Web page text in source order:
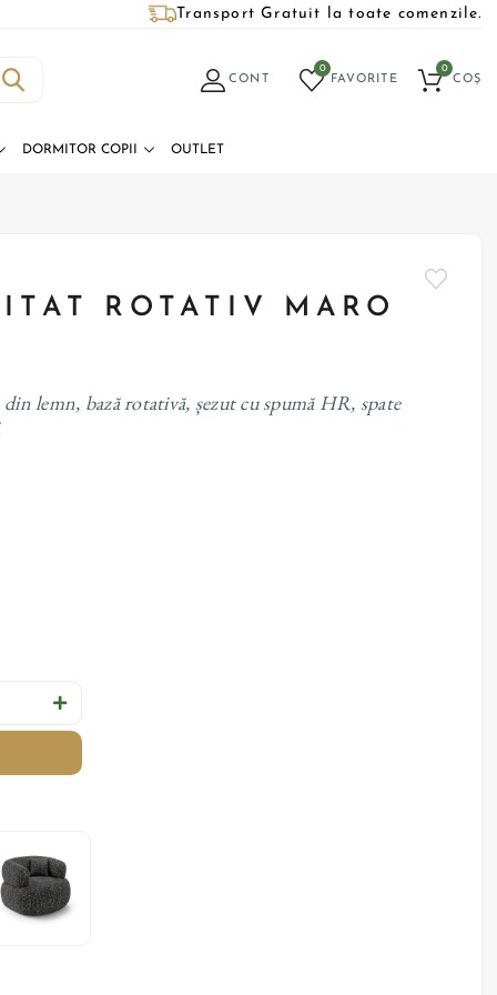
Transport Gratuit la toate comenzile.
CONT FAVORITE
0
COȘ
0
DORMITOR COPII OUTLET
ROTATIV MARO
lemn, bază rotativă, șezut cu spumă HR, spate